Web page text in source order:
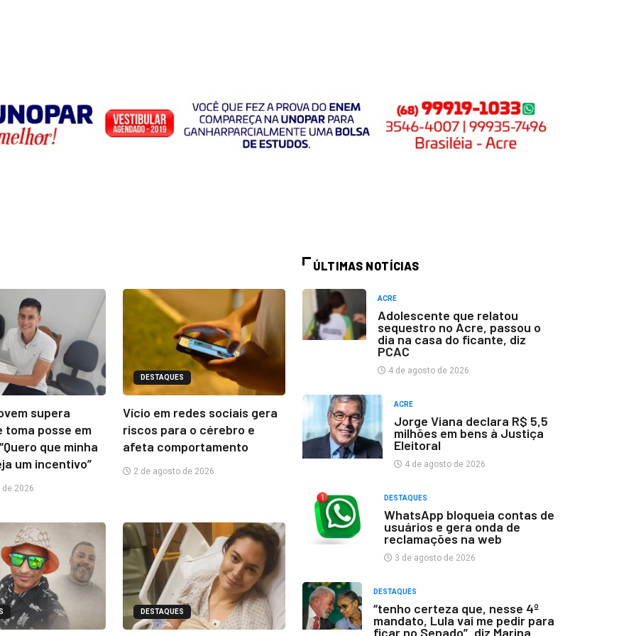
supera
toma posse em
que minha
um incentivo”
2026
DESTAQUES
Vício em redes sociais gera
riscos para o cérebro e
afeta comportamento
2 de agosto de 2026
DESTAQUES
ÚLTIMAS NOTÍCIAS
ACRE
Adolescente que relatou
sequestro no Acre, passou o
dia na casa do ficante, diz
PCAC
4 de agosto de 2026
ACRE
Jorge Viana declara R$ 5,5
milhões em bens à Justiça
Eleitoral
4 de agosto de 2026
DESTAQUES
WhatsApp bloqueia contas de
usuários e gera onda de
reclamações na web
3 de agosto de 2026
DESTAQUES
“tenho certeza que, nesse 4º
mandato, Lula vai me pedir para
ficar no Senado”, diz Marina